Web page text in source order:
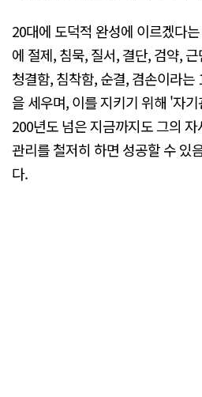
20대에 도덕적 완성에 이르겠다
에 절제, 침묵, 질서, 결단, 검약,
청결함, 침착함, 순결, 겸손이라
을 세우며, 이를 지키기 위해 '자
200년도 넘은 지금까지도 그의
관리를 철저히 하면 성공할 수 있
다.